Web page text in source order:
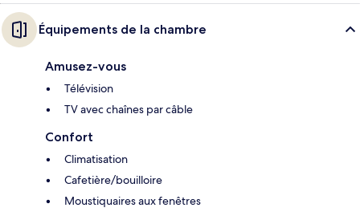
Équipements de la chambre
Amusez-vous
Télévision
TV avec chaînes par câble
Confort
Climatisation
Cafetière/bouilloire
Moustiquaires aux fenêtres